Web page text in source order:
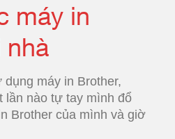
máy in
nhà
máy in Brother,
lần nào tự tay mình đổ
Brother của mình và giờ